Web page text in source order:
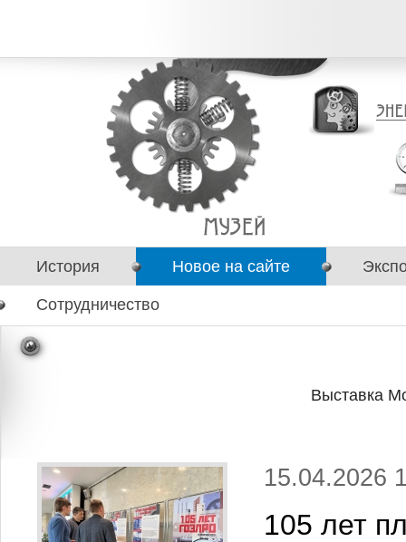
История Новое на сайте
Сотрудничество
Выставка
15.04.2026
105 лет